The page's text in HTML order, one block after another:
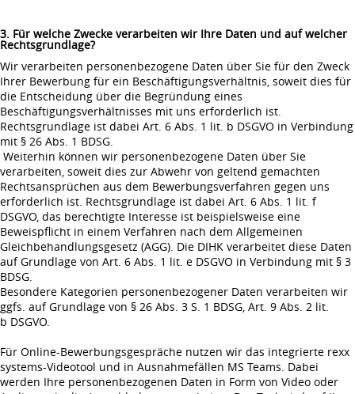
3. Für welche Zwecke verarbeiten wir Ihre Daten und auf welcher
Rechtsgrundlage?
Wir verarbeiten personenbezogene Daten über Sie für den Zweck
Ihrer Bewerbung für ein Beschäftigungsverhältnis, soweit dies für
die Entscheidung über die Begründung eines
Beschäftigungsverhältnisses mit uns erforderlich ist.
Rechtsgrundlage ist dabei Art. 6 Abs. 1 lit. b DSGVO in Verbindung
mit § 26 Abs. 1 BDSG.
Weiterhin können wir personenbezogene Daten über Sie
verarbeiten, soweit dies zur Abwehr von geltend gemachten
Rechtsansprüchen aus dem Bewerbungsverfahren gegen uns
erforderlich ist. Rechtsgrundlage ist dabei Art. 6 Abs. 1 lit. f
DSGVO, das berechtigte Interesse ist beispielsweise eine
Beweispflicht in einem Verfahren nach dem Allgemeinen
Gleichbehandlungsgesetz (AGG). Die DIHK verarbeitet diese Daten
auf Grundlage von Art. 6 Abs. 1 lit. e DSGVO in Verbindung mit § 3
BDSG.
Besondere Kategorien personenbezogener Daten verarbeiten wir
ggfs. auf Grundlage von § 26 Abs. 3 S. 1 BDSG, Art. 9 Abs. 2 lit.
b DSGVO.
Für Online-Bewerbungsgespräche nutzen wir das integrierte rexx
systems-Videotool und in Ausnahmefällen MS Teams. Dabei
werden Ihre personenbezogenen Daten in Form von Video oder